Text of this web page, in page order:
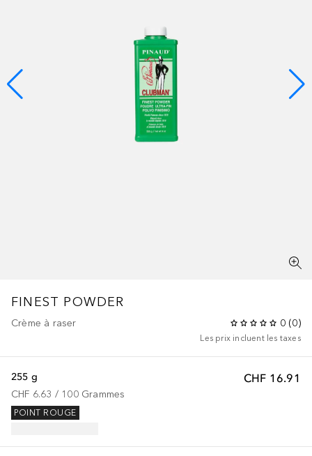
FINEST POWDER
Crème à raser 0 (0)
Les prix incluent les taxes
CHF 16.91
255 g
CHF 6.63 / 100 Grammes
POINT ROUGE